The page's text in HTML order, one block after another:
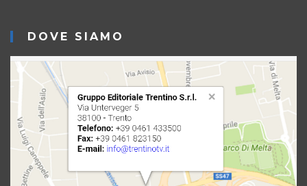
DOVE SIAMO